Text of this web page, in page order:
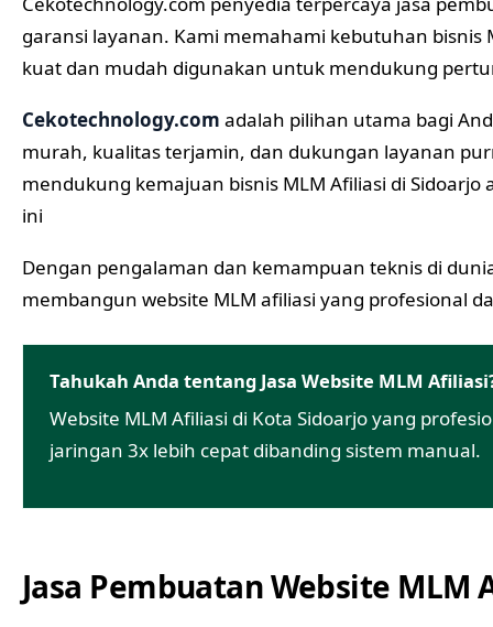
garansi layanan. Kami memahami kebutuhan bisnis
kuat dan mudah digunakan untuk mendukung
Cekotechnology.com adalah pilihan utama bagi
murah, kualitas terjamin, dan dukungan layanan
mendukung kemajuan bisnis MLM Afiliasi di
ini
Dengan pengalaman dan kemampuan teknis di
membangun website MLM afiliasi yang profesional
Tahukah Anda tentang Jasa Website MLM
Website MLM Afiliasi di Kota Sidoarjo yang
jaringan 3x lebih cepat dibanding sistem manual.
Jasa Pembuatan Website